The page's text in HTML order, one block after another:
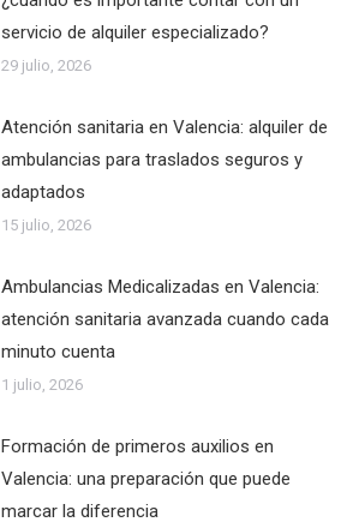
servicio de alquiler especializado?
29 julio, 2026
Atención sanitaria en Valencia: alquiler de
ambulancias para traslados seguros y
adaptados
15 julio, 2026
Ambulancias Medicalizadas en Valencia:
atención sanitaria avanzada cuando cada
minuto cuenta
1 julio, 2026
Formación de primeros auxilios en
Valencia: una preparación que puede
marcar la diferencia